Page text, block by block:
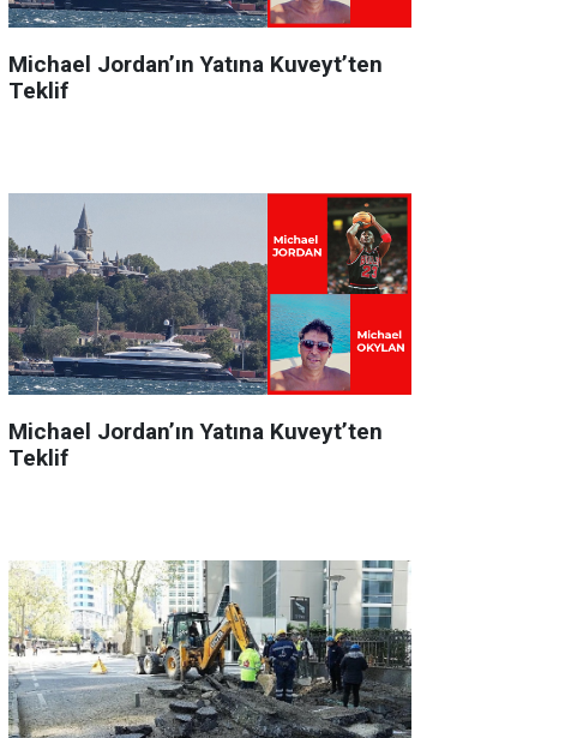
Michael Jordan’ın Yatına Kuveyt’ten
Teklif
Michael Jordan’ın Yatına Kuveyt’ten
Teklif